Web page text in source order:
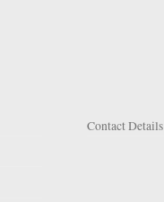
Contact Details